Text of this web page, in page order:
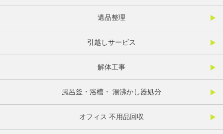
遺品整理
引越しサービス
解体工事
風呂釜・浴槽・ 湯沸かし器処分
オフィス 不用品回収